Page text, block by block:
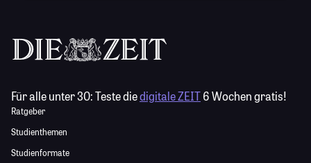
Für alle unter 30:Teste diedigitale ZEIT6 Wochen gratis!
Ratgeber
Studienthemen
Studienformate